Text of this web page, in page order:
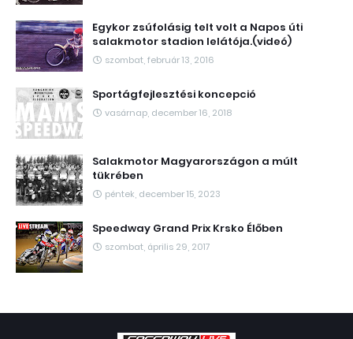
Egykor zsúfolásig telt volt a Napos úti
salakmotor stadion lelátója.(videó)
szombat, február 13, 2016
Sportágfejlesztési koncepció
vasárnap, december 16, 2018
Salakmotor Magyarországon a múlt
tükrében
péntek, december 15, 2023
Speedway Grand Prix Krsko Élőben
szombat, április 29, 2017